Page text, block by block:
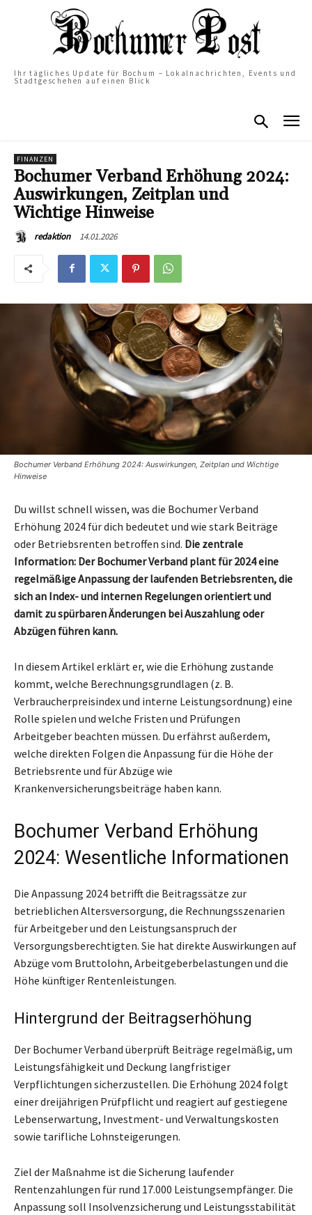
Ihr tägliches Update für Bochum – Lokalnachrichten, Events und
Stadtgeschehen auf einen Blick
FINANZEN
Bochumer Verband Erhöhung 2024:
Auswirkungen, Zeitplan und
Wichtige Hinweise
redaktion 14.01.2026
Bochumer Verband Erhöhung 2024: Auswirkungen, Zeitplan und Wichtige
Hinweise
Du willst schnell wissen, was die Bochumer Verband
Erhöhung 2024 für dich bedeutet und wie stark Beiträge
oder Betriebsrenten betroffen sind. Die zentrale
Information: Der Bochumer Verband plant für 2024 eine
regelmäßige Anpassung der laufenden Betriebsrenten, die
sich an Index- und internen Regelungen orientiert und
damit zu spürbaren Änderungen bei Auszahlung oder
Abzügen führen kann.
In diesem Artikel erklärt er, wie die Erhöhung zustande
kommt, welche Berechnungsgrundlagen (z. B.
Verbraucherpreisindex und interne Leistungsordnung) eine
Rolle spielen und welche Fristen und Prüfungen
Arbeitgeber beachten müssen. Du erfährst außerdem,
welche direkten Folgen die Anpassung für die Höhe der
Betriebsrente und für Abzüge wie
Krankenversicherungsbeiträge haben kann.
Bochumer Verband Erhöhung
2024: Wesentliche Informationen
Die Anpassung 2024 betrifft die Beitragssätze zur
betrieblichen Altersversorgung, die Rechnungsszenarien
für Arbeitgeber und den Leistungsanspruch der
Versorgungsberechtigten. Sie hat direkte Auswirkungen auf
Abzüge vom Bruttolohn, Arbeitgeberbelastungen und die
Höhe künftiger Rentenleistungen.
Hintergrund der Beitragserhöhung
Der Bochumer Verband überprüft Beiträge regelmäßig, um
Leistungsfähigkeit und Deckung langfristiger
Verpflichtungen sicherzustellen. Die Erhöhung 2024 folgt
einer dreijährigen Prüfpflicht und reagiert auf gestiegene
Lebenserwartung, Investment- und Verwaltungskosten
sowie tarifliche Lohnsteigerungen.
Ziel der Maßnahme ist die Sicherung laufender
Rentenzahlungen für rund 17.000 Leistungsempfänger. Die
Anpassung soll Insolvenzsicherung und Leistungsstabilität